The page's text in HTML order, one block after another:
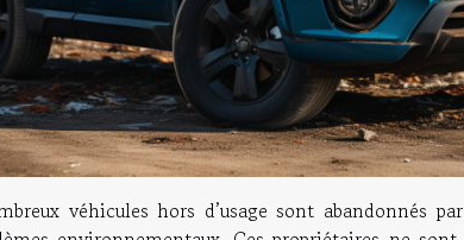
véhicules hors d’usage sont abandonnés